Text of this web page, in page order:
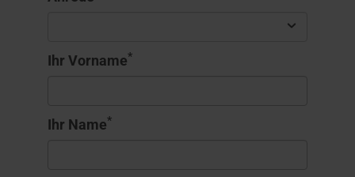
Ihr Vorname*
Ihr Name*